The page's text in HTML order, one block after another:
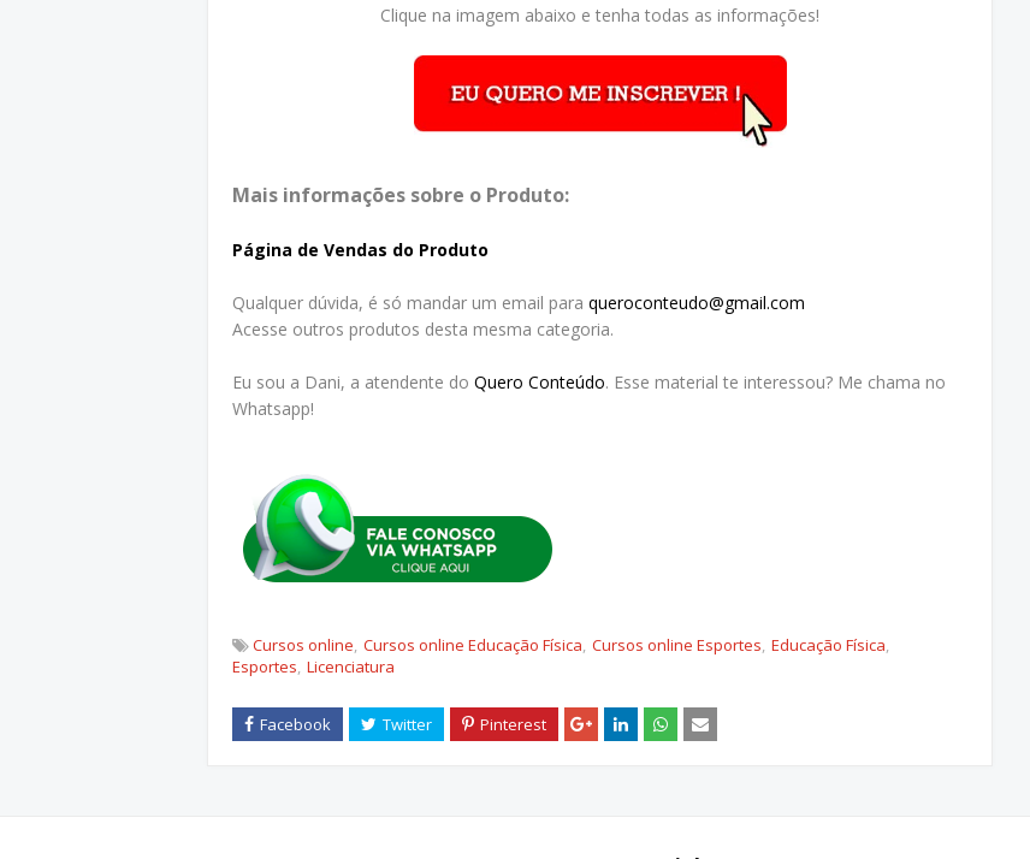
Clique na imagem abaixo e tenha todas as informações!
Mais informações sobre o Produto:
Página de Vendas do Produto
Qualquer dúvida, é só mandar um email para queroconteudo@gmail.com
Acesse outros produtos desta mesma categoria.
Eu sou a Dani, a atendente do Quero Conteúdo. Esse material te interessou? Me chama no
Whatsapp!
Cursos online Cursos online Educação Física Cursos online Esportes Educação Física
Esportes Licenciatura